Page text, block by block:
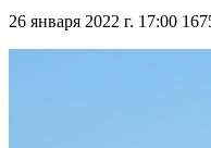
26 января 2022 г. 17:00